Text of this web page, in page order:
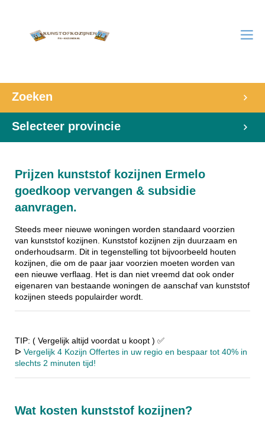
Zoeken
Selecteer provincie
Prijzen kunststof kozijnen Ermelo
goedkoop vervangen & subsidie
aanvragen.
Steeds meer nieuwe woningen worden standaard voorzien
van kunststof kozijnen. Kunststof kozijnen zijn duurzaam en
onderhoudsarm. Dit in tegenstelling tot bijvoorbeeld houten
kozijnen, die om de paar jaar voorzien moeten worden van
een nieuwe verflaag. Het is dan niet vreemd dat ook onder
eigenaren van bestaande woningen de aanschaf van kunststof
kozijnen steeds populairder wordt.
TIP: ( Vergelijk altijd voordat u koopt ) ✅
ᐅ Vergelijk 4 Kozijn Offertes in uw regio en bespaar tot 40% in
slechts 2 minuten tijd!
Wat kosten kunststof kozijnen?